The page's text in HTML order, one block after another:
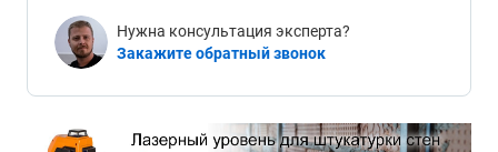
Нужна консультация эксперта?
Закажите обратный звонок